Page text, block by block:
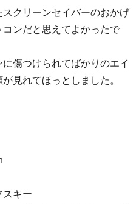
クリーンセイバーのおかげ
ンだと思えてよかったで
傷つけられてばかりのエイ
見れてほっとしました。
スキー